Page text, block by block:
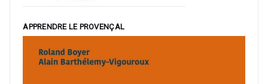
APPRENDRE LE PROVENÇAL